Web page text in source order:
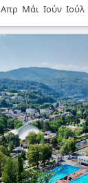
Απρ Μάι Ιούν Ιούλ